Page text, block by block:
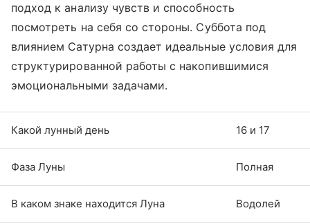
подход к анализу чувств и способность
посмотреть на себя со стороны. Суббота под
влиянием Сатурна создает идеальные условия для
структурированной работы с накопившимися
эмоциональными задачами.
Какой лунный день 16 и 17
Фаза Луны Полная
В каком знаке находится Луна Водолей